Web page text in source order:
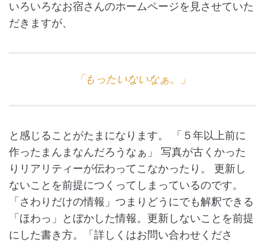
いろいろなお宿さんのホームページを見させていた
だきますが、
「もったいないなぁ。」
と感じることがたまになります。 「５年以上前に
作ったまんまなんだろうなぁ」 写真が古くかった
りリアリティーが伝わってこなかったり。 更新し
ないことを前提につくってしまっているのです。
「さわりだけの情報」つまりどうにでも解釈できる
「ほわっ」とぼかした情報。更新しないことを前提
にした書き方。「詳しくはお問い合わせくださ